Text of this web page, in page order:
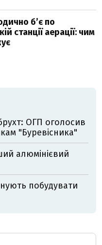
б’є по
станції аерації: чим
ОГП оголосив
"Буревісника"
алюмінієвий
побудувати